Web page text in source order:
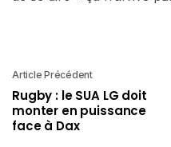
Article Précédent
Rugby : le SUA LG doit
monter en puissance
face à Dax